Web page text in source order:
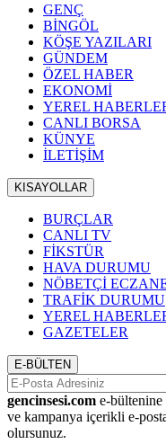
GENÇ
BİNGÖL
KÖŞE YAZILARI
GÜNDEM
ÖZEL HABER
EKONOMİ
YEREL
CANLI BORSA
KÜNYE
İLETİŞİM
KISAYOLLAR
BURÇLAR
CANLI TV
FİKSTÜR
HAVA DURUMU
NÖBETÇİ
TRAFİK DURUMU
YEREL
GAZETELER
E-BÜLTEN
gencinsesi.com e-bültenine
ve kampanya içerikli e-
olursunuz.